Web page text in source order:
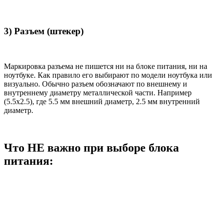
3) Разъем (штекер)
Маркировка разъема не пишется ни на блоке питания, ни на
ноутбуке. Как правило его выбирают по модели ноутбука или
визуально. Обычно разъем обозначают по внешнему и
внутреннему диаметру металлической части. Например
(5.5x2.5), где 5.5 мм внешний диаметр, 2.5 мм внутренний
диаметр.
Что НЕ важно при выборе блока
питания: